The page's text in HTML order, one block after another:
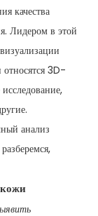
качества
Лидером в этой
3D-
анализ
кожи